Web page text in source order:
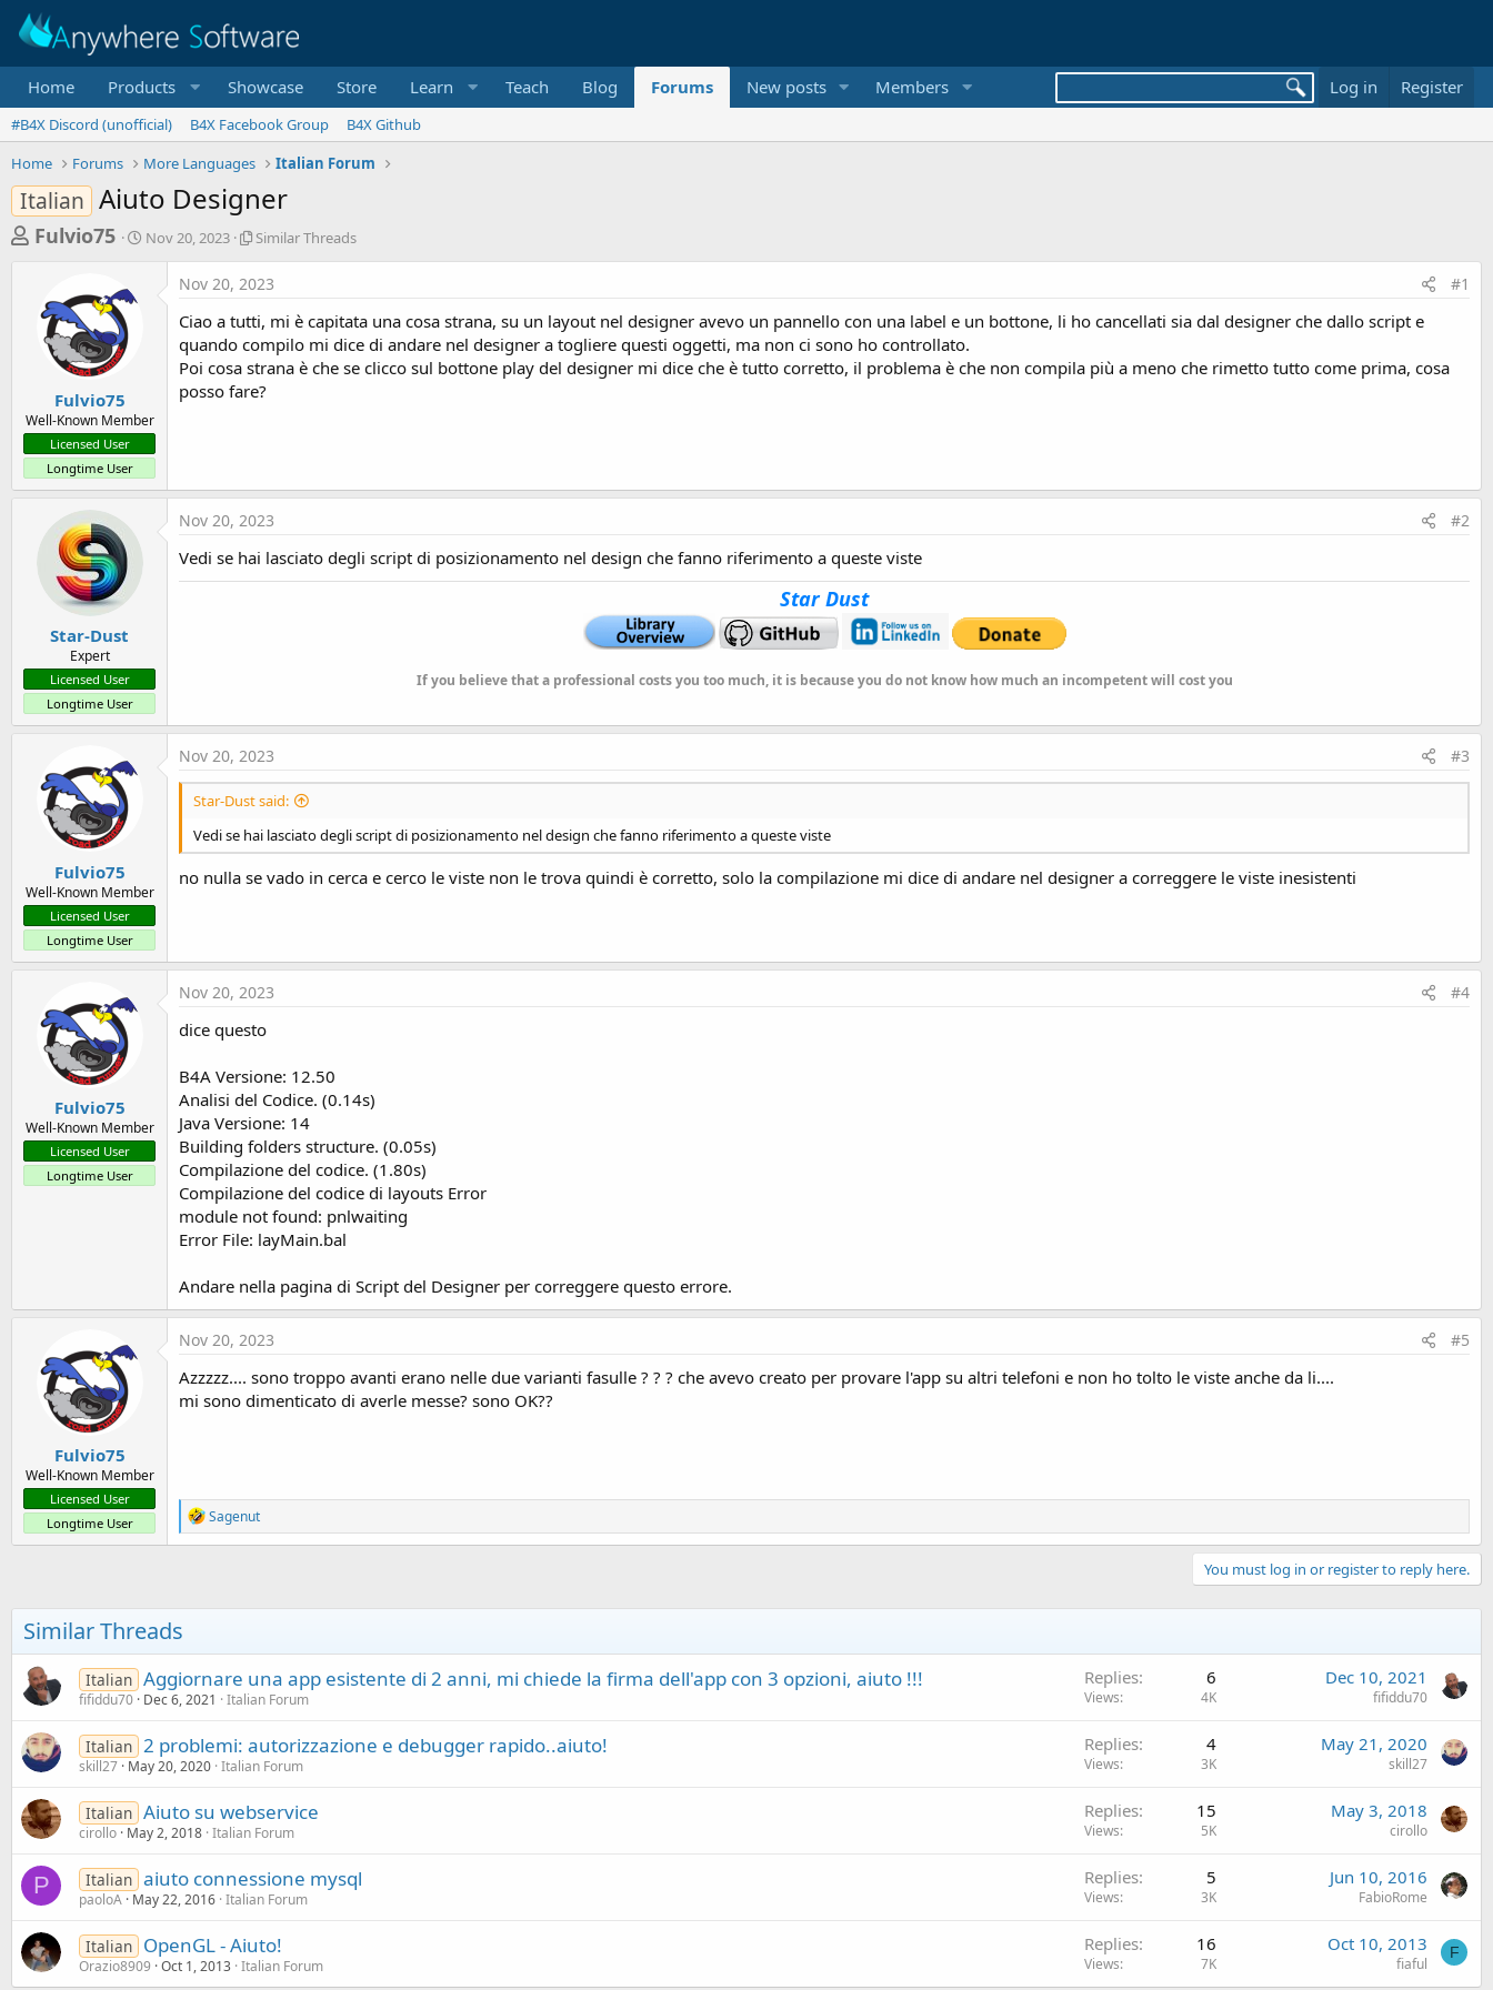
Home Products Showcase Store Learn Teach Blog Forums New posts Members Log in Register
#B4X Discord (unofficial) B4X Facebook Group
B4X Github
Home
Forums More Languages Italian Forum
Italian Aiuto Designer
T
e
a
t
a
r
Fulvio75
SNov 20, 2023
S
i
a
r
T
h
s
Similar Threads
Fulvio75
Well-Known Member
Licensed User
Longtime User
Nov 20, 2023 #1
Ciao a tutti, mi è capitata una cosa strana, su un layout nel designer avevo un pannello con una label e un bottone, li ho cancellati sia dal designer che dallo script e
quando compilo mi dice di andare nel designer a togliere questi oggetti, ma non ci sono ho controllato.
Poi cosa strana è che se clicco sul bottone play del designer mi dice che è tutto corretto, il problema è che non compila più a meno che rimetto tutto come prima, cosa
posso fare?
Star-Dust
Expert
Licensed User
Longtime User
Nov 20, 2023 #2
Vedi se hai lasciato degli script di posizionamento nel design che fanno riferimento a queste viste
Star Dust
If you believe that a professional costs you too much, it is because you do not know how much an incompetent will cost you
Fulvio75
Well-Known Member
Licensed User
Longtime User
Nov 20, 2023 #3
Star-Dust said:
Vedi se hai lasciato degli script di posizionamento nel design che fanno riferimento a queste viste
no nulla se vado in cerca e cerco le viste non le trova quindi è corretto, solo la compilazione mi dice di andare nel designer a correggere le viste inesistenti
Fulvio75
Well-Known Member
Licensed User
Longtime User
Nov 20, 2023 #4
dice questo
B4A Versione: 12.50
Analisi del Codice. (0.14s)
Java Versione: 14
Building folders structure. (0.05s)
Compilazione del codice. (1.80s)
Compilazione del codice di layouts Error
module not found: pnlwaiting
Error File: layMain.bal
Andare nella pagina di Script del Designer per correggere questo errore.
Fulvio75
Well-Known Member
Licensed User
Longtime User
Nov 20, 2023 #5
Azzzzz.... sono troppo avanti erano nelle due varianti fasulle ? ? ? che avevo creato per provare l'app su altri telefoni e non ho tolto le viste anche da li....
mi sono dimenticato di averle messe? sono OK??
R
e
a
s
:
Sagenut
You must log in or register to reply here.
Similar Threads
Italian Aggiornare una app esistente di 2 anni, mi chiede la firma dell'app con 3 opzioni, aiuto !!!
fifiddu70 Dec 6, 2021 Italian Forum
Replies 6
Views 4K
Dec 10, 2021
fifiddu70
Italian 2 problemi: autorizzazione e debugger rapido..aiuto!
skill27 May 20, 2020 Italian Forum
Replies 4
Views 3K
May 21, 2020
skill27
Italian Aiuto su webservice
cirollo May 2, 2018 Italian Forum
Replies 15
Views 5K
May 3, 2018
cirollo
P Italian aiuto connessione mysql
paoloA May 22, 2016 Italian Forum
Replies 5
Views 3K
Jun 10, 2016
FabioRome
Italian OpenGL - Aiuto!
Orazio8909 Oct 1, 2013 Italian Forum
Replies 16
Views 7K
Oct 10, 2013
fiaful
F